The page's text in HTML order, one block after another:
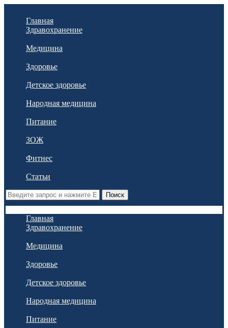
Главная
Здравохранение
Медицина
Здоровье
Детское здоровье
Народная медицина
Питание
ЗОЖ
Фитнес
Статьи
Поиск
Главная
Здравохранение
Медицина
Здоровье
Детское здоровье
Народная медицина
Питание